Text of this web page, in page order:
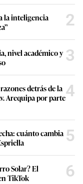
la inteligencia
2
nivel académico y 3
detrás de la
Arequipa por parte4
cuánto cambia 5
Solar? El
TikTok
6